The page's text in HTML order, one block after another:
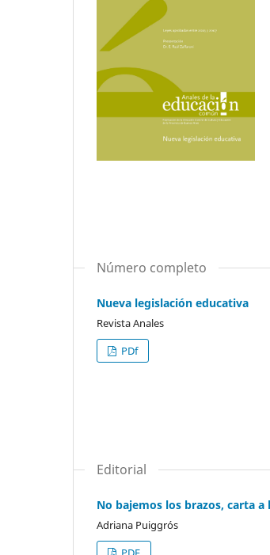
Número completo
Nueva legislación educativa
Revista Anales
PDf
Editorial
No bajemos los brazos, carta
Adriana Puiggrós